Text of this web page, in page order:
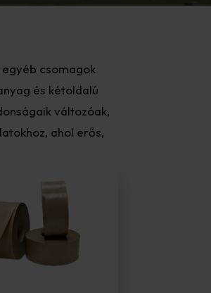
csomagok
és kétoldalú
változóak,
ahol erős,